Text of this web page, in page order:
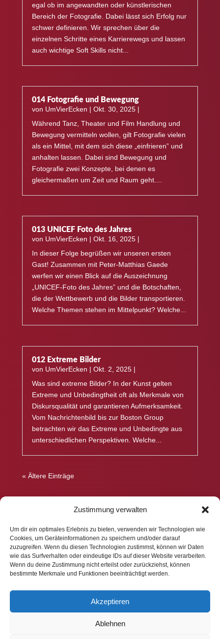
Zustimmung verwalten
Um dir ein optimales Erlebnis zu bieten, verwenden wir Technologien wie
Cookies, um Geräteinformationen zu speichern und/oder darauf
zuzugreifen. Wenn du diesen Technologien zustimmst, können wir Daten
wie das Surfverhalten oder eindeutige IDs auf dieser Website verarbeiten.
Wenn du deine Zustimmung nicht erteilst oder zurückziehst, können
bestimmte Merkmale und Funktionen beeinträchtigt werden.
Akzeptieren
Ablehnen
egal ob im angewandten oder künstlerischen
Bereich der Fotografie. Dabei lässt sich Erfolg nur
schwer definieren. Wir sprechen über die
einzelnen Schritte eines Karrierewegs und lassen
auch wichtige Soft Skills nicht...
014 Fotografie und Bewegung
von UmVierEcken | Okt. 30, 2025|
Während Tanz, Theater und Film Handlung und
Bewegung vermitteln wollen, gilt Fotografie vielen
als ein Mittel, mit dem sich diese „einfrieren” und
anhalten lassen. Dabei sind Bewegung und
Fotografie zwei Konzepte, bei denen es
gleichermaßen um Zeit und Raum geht....
013 UNICEF Foto des Jahres
von UmVierEcken | Okt. 16, 2025|
In dieser Folge begrüßen wir unseren ersten
Gast! Zusammen mit Peter-Matthias Gaede
werfen wir einen Blick auf die Auszeichnung
„UNICEF-Foto des Jahres” und die Botschaften,
die der Wettbewerb und die Bilder transportieren.
Welche Themen stehen im Mittelpunkt? Welche...
012 Extreme Bilder
von UmVierEcken | Okt. 2, 2025|
Was sind extreme Bilder? In der Kunst gelten
Extreme und Unbedingtheit oft als Merkmale von
Diskursqualität und garantieren Aufmerksamkeit.
Vom Nachrichtenbild bis zur Boston Group
betrachten wir das Extreme und Unbedingte aus
unterschiedlichen Perspektiven. Welche...
« Ältere Einträge
Impressum